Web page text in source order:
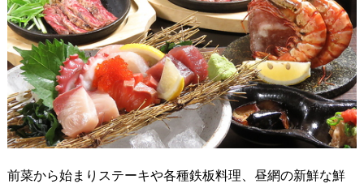
前菜から始まりステーキや各種鉄板料理、昼網の新鮮な鮮